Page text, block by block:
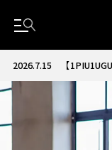
2026.7.15【